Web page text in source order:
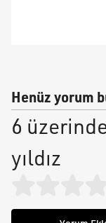
Henüz yorum
6
yıldız